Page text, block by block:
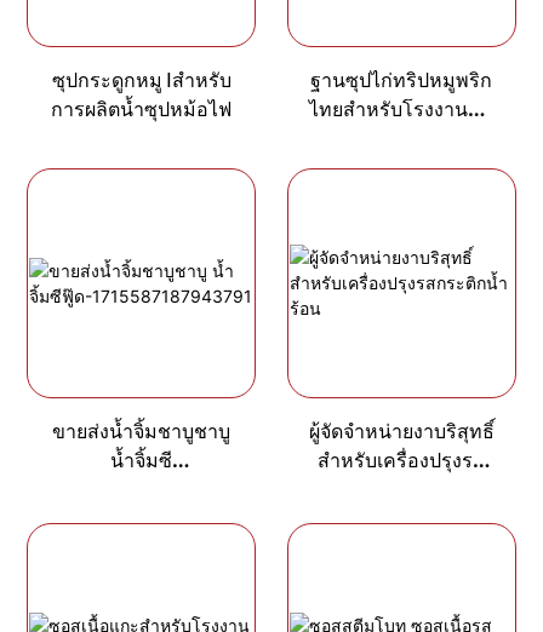
ซุปกระดูกหมู Ⅰสำหรับ
การผลิตน้ำซุปหม้อไฟ
ฐานซุปไก่ทริปหมูพริก
ไทยสำหรับโรงงานซุป
ขายส่งน้ำจิ้มชาบูชาบู
น้ำจิ้มซี
ผู้จัดจำหน่ายงาบริสุทธิ์
สำหรับเครื่องปรุงรส